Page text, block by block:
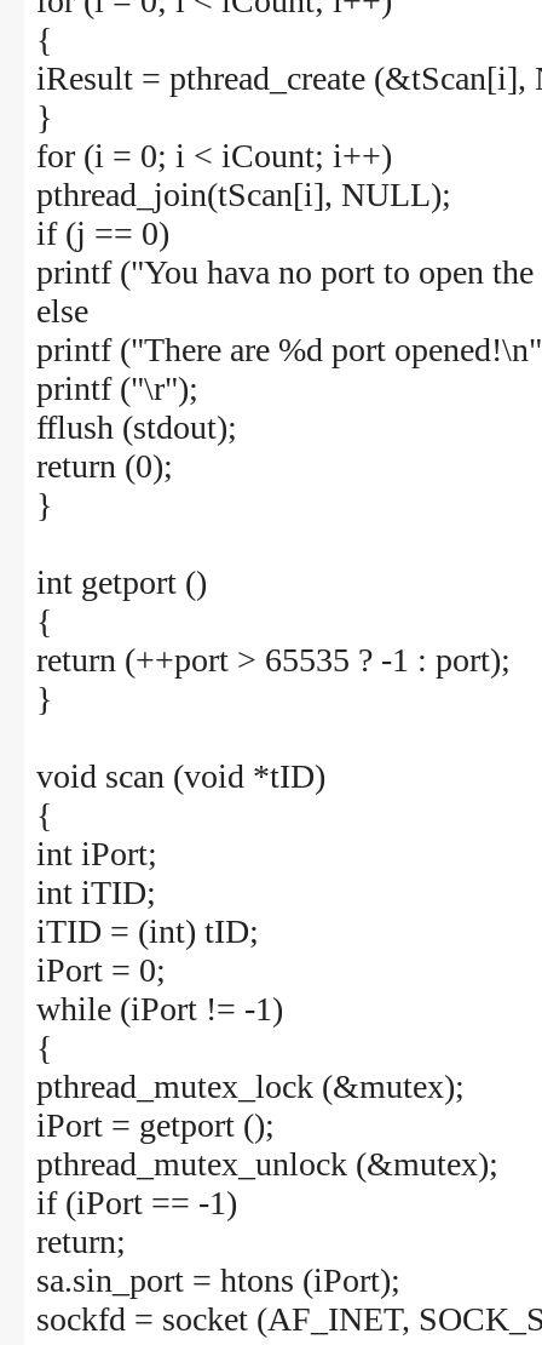
{
iResult = pthread_create
}
for (i = 0; i < iCount; i++)
pthread_join(tScan[i], NULL);
if (j == 0)
printf ("You hava no port to open
else
printf ("There are %d port
printf ("\r");
fflush (stdout);
return (0);
}
int getport ()
{
return (++port > 65535 ? -1 : port);
}
void scan (void *tID)
{
int iPort;
int iTID;
iTID = (int) tID;
iPort = 0;
while (iPort != -1)
{
pthread_mutex_lock (&mutex);
iPort = getport ();
pthread_mutex_unlock (&mutex);
if (iPort == -1)
return;
sa.sin_port = htons (iPort);
sockfd = socket (AF_INET,